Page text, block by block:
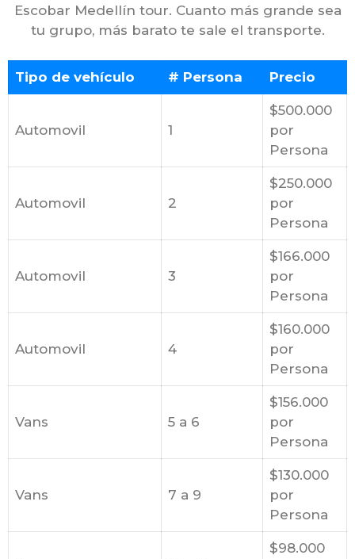
Escobar Medellín tour. Cuanto más grande sea
tu grupo, más barato te sale el transporte.
Tipo de vehículo # Persona Precio
Automovil 1
$500.000
por
Persona
Automovil 2
$250.000
por
Persona
Automovil 3
$166.000
por
Persona
Automovil 4
$160.000
por
Persona
Vans 5 a 6
$156.000
por
Persona
Vans 7 a 9
$130.000
por
Persona
$98.000